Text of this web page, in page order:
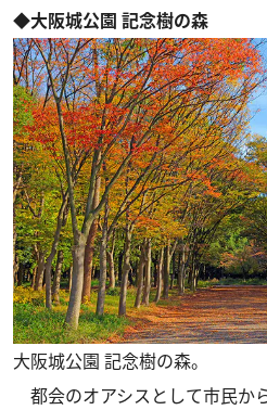
◆大阪城公園 記念樹の森
大阪城公園 記念樹の森。
都会のオアシスとして市民か